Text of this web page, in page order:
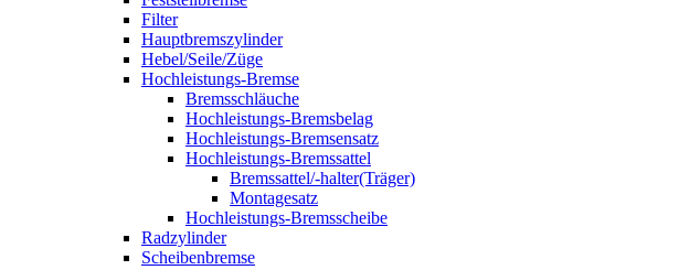
Filter
Hauptbremszylinder
Hebel/Seile/Züge
Hochleistungs-Bremse
Bremsschläuche
Hochleistungs-Bremsbelag
Hochleistungs-Bremsensatz
Hochleistungs-Bremssattel
Bremssattel/-halter(Träger)
Montagesatz
Hochleistungs-Bremsscheibe
Radzylinder
Scheibenbremse